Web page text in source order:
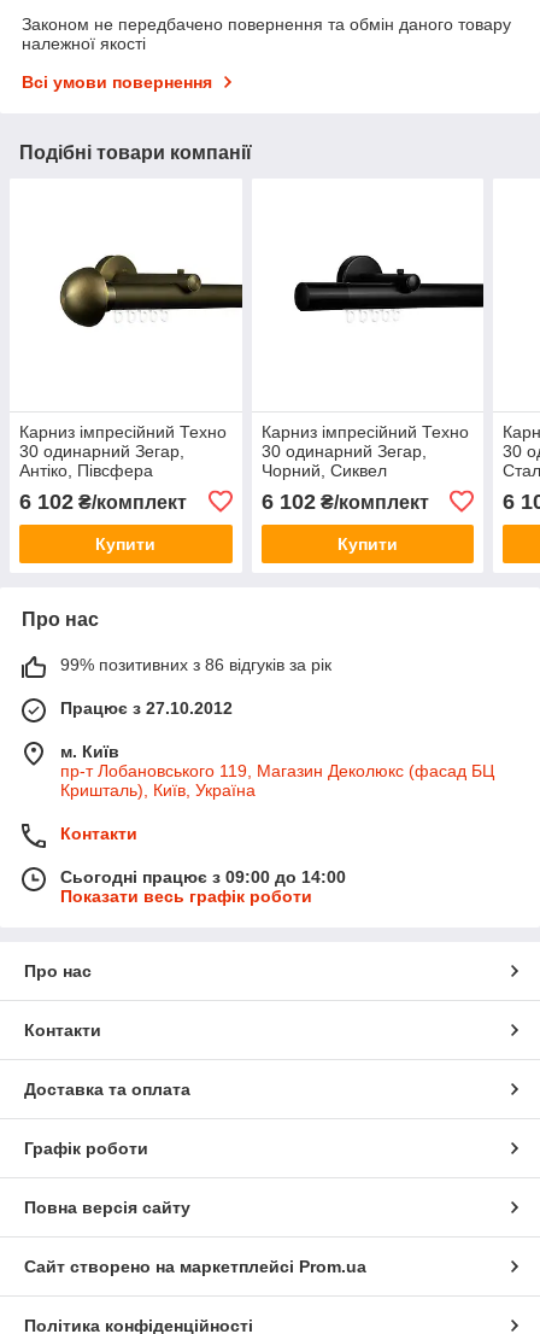
Законом не передбачено повернення та обмін даного товару
належної якості
Всі умови повернення
Подібні товари компанії
Карниз імпресійний Техно
30 одинарний Зегар,
Антіко, Півсфера
6 102 ₴/комплект
Купити
Карниз імпресійний Техно
30 одинарний Зегар,
Чорний, Сиквел
6 102₴/комплект
Купити
30
6
Про нас
99% позитивних з 86 відгуків за рік
Працює з 27.10.2012
м. Київ
пр-т Лобановського 119, Магазин Деколюкс (фасад БЦ
Кришталь), Київ, Україна
Контакти
Сьогодні працює з 09:00 до 14:00
Показати весь графік роботи
Про нас
Контакти
Доставка та оплата
Графік роботи
Повна версія сайту
Сайт створено на маркетплейсі Prom.ua
Політика конфіденційності